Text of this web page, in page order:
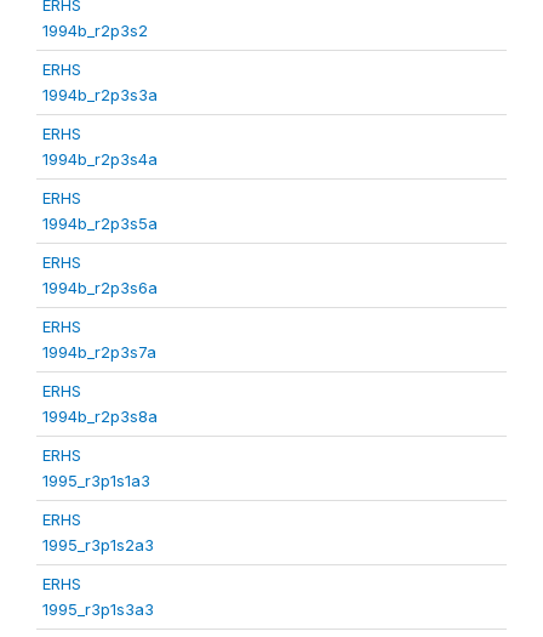
ERHS
1994b_r2p3s2
ERHS
1994b_r2p3s3a
ERHS
1994b_r2p3s4a
ERHS
1994b_r2p3s5a
ERHS
1994b_r2p3s6a
ERHS
1994b_r2p3s7a
ERHS
1994b_r2p3s8a
ERHS
1995_r3p1s1a3
ERHS
1995_r3p1s2a3
ERHS
1995_r3p1s3a3